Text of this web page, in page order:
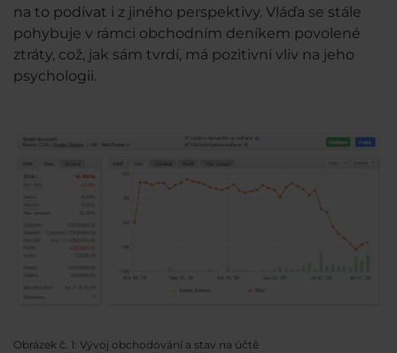
na to podívat i z jiného perspektivy. Vláďa se stále
pohybuje v rámci obchodním deníkem povolené
ztráty, což, jak sám tvrdí, má pozitivní vliv na jeho
psychologii.
Obrázek č. 1: Vývoj obchodování a stav na účtě